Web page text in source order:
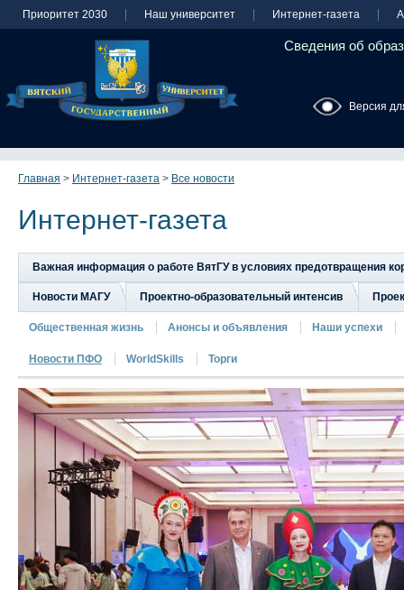
Приоритет 2030 Наш университет Интернет-газета
Сведения об
Версия
Главная > Интернет-газета > Все новости
Интернет-газета
Важная информация о работе ВятГУ в условиях предотвращения
Новости МАГУ Проектно-образовательный интенсив
Общественная жизнь Анонсы и объявления Наши успехи
Новости ПФО WorldSkills Торги